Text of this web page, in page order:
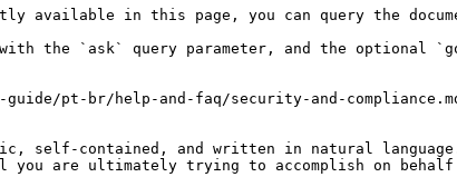
in this page, you can query the
with the `ask` query parameter, and the optional
pt-br/help-and-faq/security-and-
self-contained, and written in natural
you are ultimately trying to accomplish on